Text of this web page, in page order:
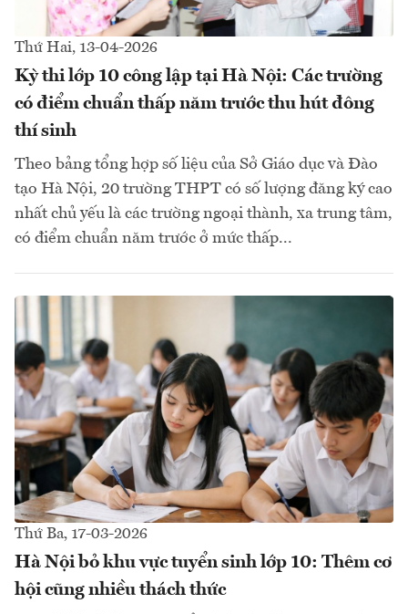
Thứ Hai, 13-04-2026
Kỳ thi lớp 10 công lập tại Hà Nội: Các trường
có điểm chuẩn thấp năm trước thu hút đông
thí sinh
Theo bảng tổng hợp số liệu của Sở Giáo dục và Đào
tạo Hà Nội, 20 trường THPT có số lượng đăng ký cao
nhất chủ yếu là các trường ngoại thành, xa trung tâm,
có điểm chuẩn năm trước ở mức thấp...
Thứ Ba, 17-03-2026
Hà Nội bỏ khu vực tuyển sinh lớp 10: Thêm cơ
hội cũng nhiều thách thức